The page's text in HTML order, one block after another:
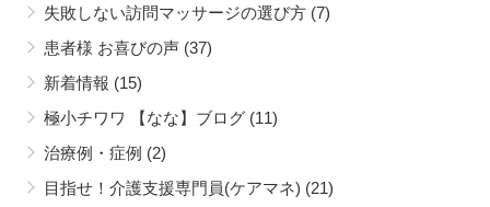
コー
が飲
みた
い
失敗しない訪問マッサージの選び方 (7)
患者様 お喜びの声 (37)
新着情報 (15)
極小チワワ 【なな】ブログ (11)
治療例・症例 (2)
目指せ！介護支援専門員(ケアマネ) (21)